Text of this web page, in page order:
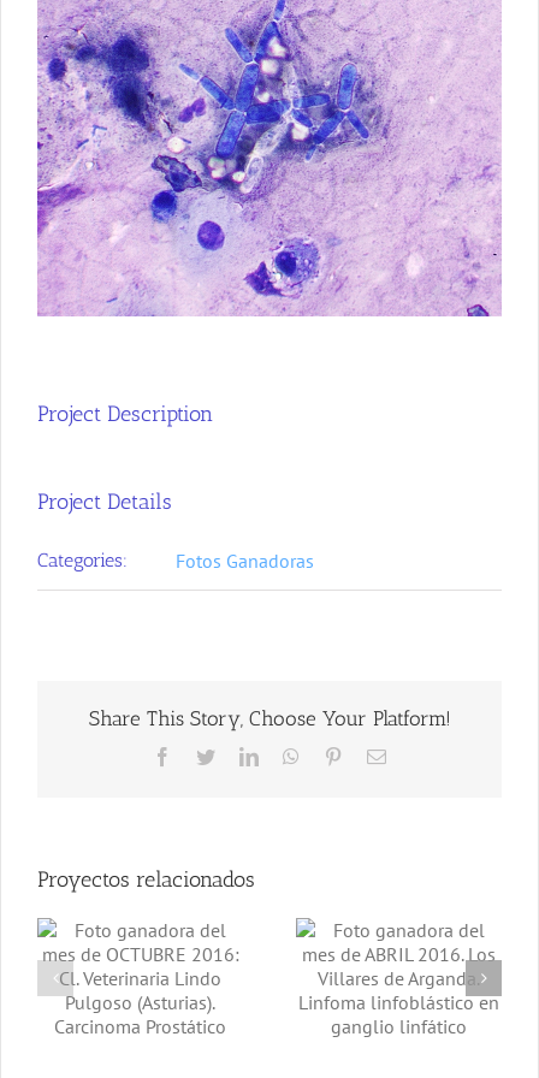
Project Description
Project Details
Categories: Fotos Ganadoras
Share This Story, Choose Your Platform!
Facebook
TwitterLinkedInWhatsApp
PinterestCorreo
Proyectos relacionados
Foto ganadora
del mes de ABRIL
2016. Los Villares
de Arganda.
Linfoma
Foto ganadora
del mes de
Marzo 2016:
Clínica
Veterinaria Goya.
Linfoma